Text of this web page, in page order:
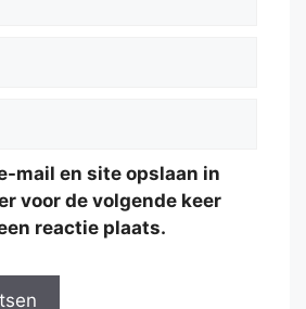
mail en site opslaan in
voor de volgende keer
reactie plaats.